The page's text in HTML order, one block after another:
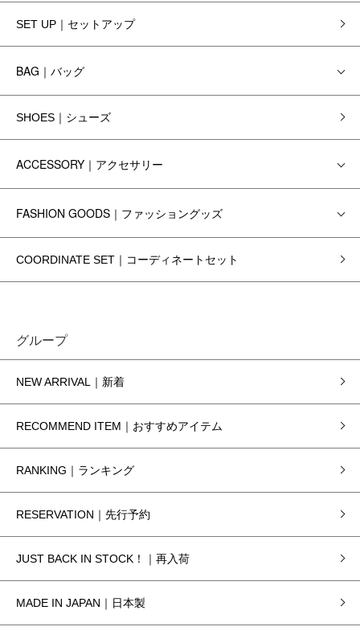
SET UP｜セットアップ
BAG｜バッグ
SHOES｜シューズ
ACCESSORY｜アクセサリー
FASHION GOODS｜ファッショングッズ
COORDINATE SET｜コーディネートセット
グループ
NEW ARRIVAL｜新着
RECOMMEND ITEM｜おすすめアイテム
RANKING｜ランキング
RESERVATION｜先行予約
JUST BACK IN STOCK！｜再入荷
MADE IN JAPAN｜日本製